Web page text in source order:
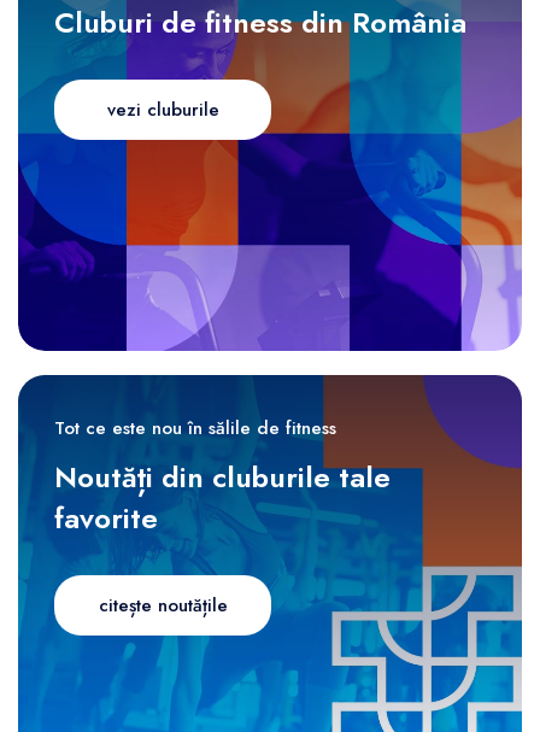
Cluburi de fitness din România
vezi cluburile
Tot ce este nou în sălile de fitness
Noutăți din cluburile tale
favorite
citește noutățile